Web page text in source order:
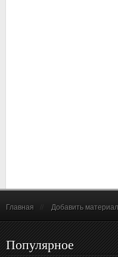
Главная Добавить материал
Популярное